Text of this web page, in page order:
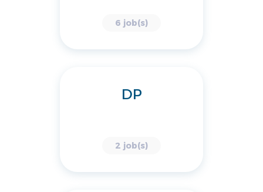
6 job(s)
DP
2 job(s)